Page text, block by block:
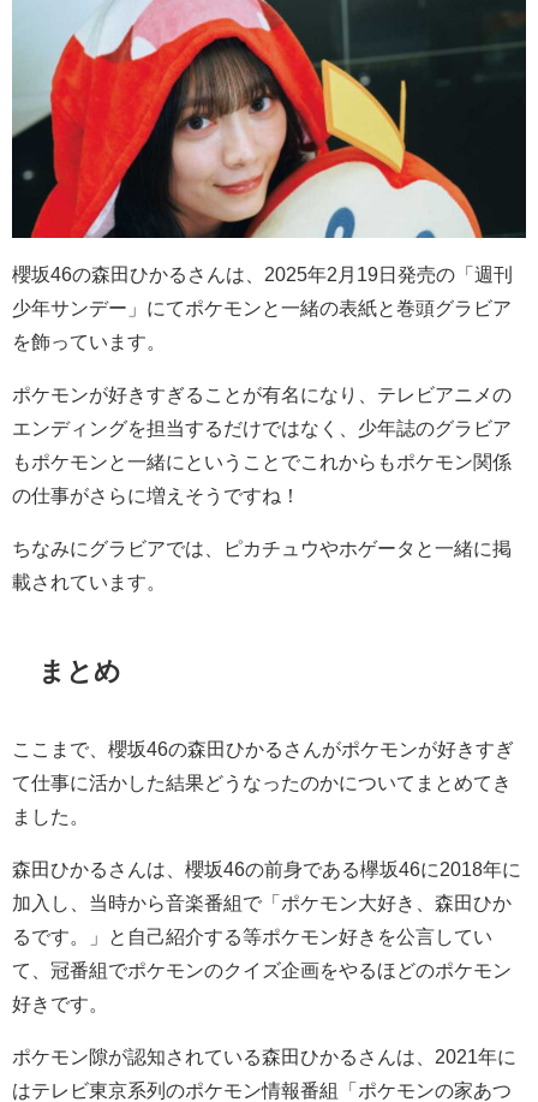
櫻坂46の森田ひかるさんは、2025年2月19日発売の「週刊
少年サンデー」にてポケモンと一緒の表紙と巻頭グラビア
を飾っています。
ポケモンが好きすぎることが有名になり、テレビアニメの
エンディングを担当するだけではなく、少年誌のグラビア
もポケモンと一緒にということでこれからもポケモン関係
の仕事がさらに増えそうですね！
ちなみにグラビアでは、ピカチュウやホゲータと一緒に掲
載されています。
まとめ
ここまで、櫻坂46の森田ひかるさんがポケモンが好きすぎ
て仕事に活かした結果どうなったのかについてまとめてき
ました。
森田ひかるさんは、櫻坂46の前身である欅坂46に2018年に
加入し、当時から音楽番組で「ポケモン大好き、森田ひか
るです。」と自己紹介する等ポケモン好きを公言してい
て、冠番組でポケモンのクイズ企画をやるほどのポケモン
好きです。
ポケモン隙が認知されている森田ひかるさんは、2021年に
はテレビ東京系列のポケモン情報番組「ポケモンの家あつ